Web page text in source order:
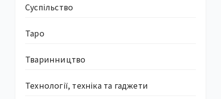
Суcпільство
Таро
Тваринництво
Технології, техніка та гаджети